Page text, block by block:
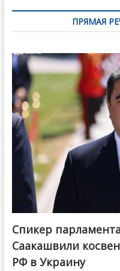
ПРЯМАЯ
Спикер
Саакашвили
РФ в Украину